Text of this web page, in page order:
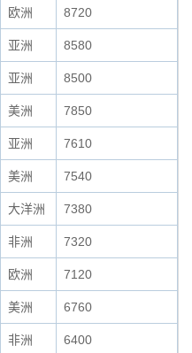
欧洲 8720
亚洲 8580
亚洲 8500
美洲 7850
亚洲 7610
美洲 7540
大洋洲 7380
非洲 7320
欧洲 7120
美洲 6760
非洲 6400